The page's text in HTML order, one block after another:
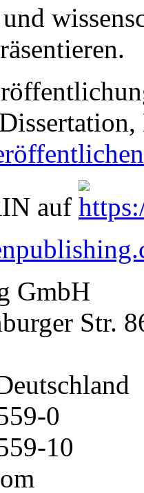
auf
GmbH
Str.
0
10